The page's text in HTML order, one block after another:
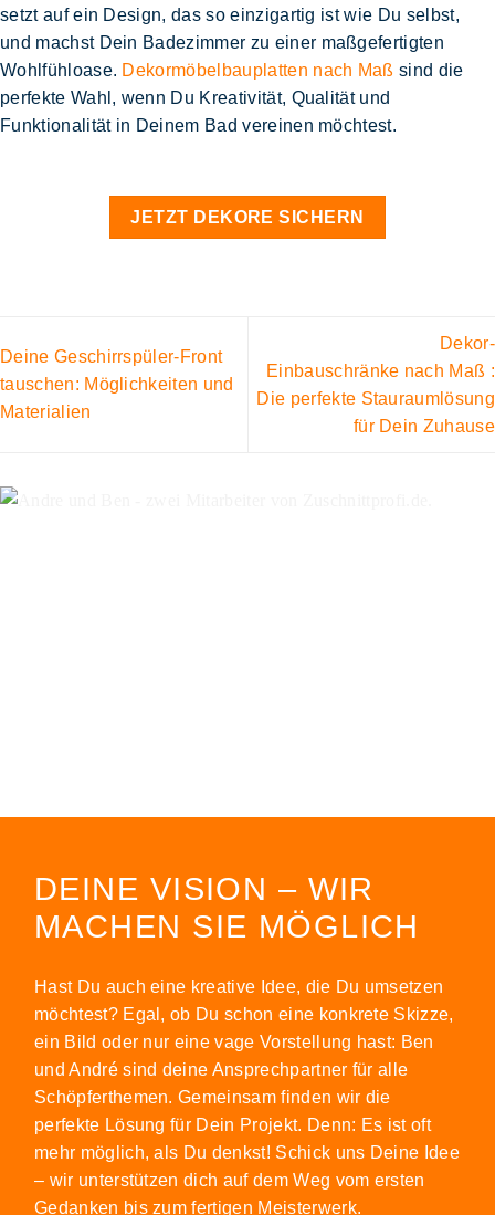
setzt auf ein Design, das so einzigartig ist wie Du selbst,
und machst Dein Badezimmer zu einer maßgefertigten
Wohlfühloase. Dekormöbelbauplatten nach Maß sind die
perfekte Wahl, wenn Du Kreativität, Qualität und
Funktionalität in Deinem Bad vereinen möchtest.
JETZT DEKORE SICHERN
Deine Geschirrspüler-Front
tauschen: Möglichkeiten und
Materialien
Dekor-
Einbauschränke nach Maß :
Die perfekte Stauraumlösung
für Dein Zuhause
DEINE VISION – WIR
MACHEN SIE MÖGLICH
Hast Du auch eine kreative Idee, die Du umsetzen
möchtest? Egal, ob Du schon eine konkrete Skizze,
ein Bild oder nur eine vage Vorstellung hast: Ben
und André sind deine Ansprechpartner für alle
Schöpferthemen. Gemeinsam finden wir die
perfekte Lösung für Dein Projekt. Denn: Es ist oft
mehr möglich, als Du denkst! Schick uns Deine Idee
– wir unterstützen dich auf dem Weg vom ersten
Gedanken bis zum fertigen Meisterwerk.